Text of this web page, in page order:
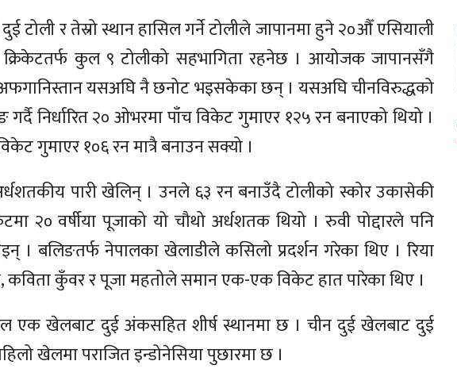
टोली र तेस्रो स्थान हासिल गर्ने टोलीले जापानमा हुने २०औँ एसियाली
कुल ९ टोलीको सहभागिता रहनेछ । आयोजक जापानसँगै
अफगानिस्तान यसअघि नै छनोट भइसकेका छन् । यसअघि चीनविरुद्धको
निर्धारित २० ओभरमा पाँच विकेट गुमाएर १२५ रन बनाएको थियो ।
गुमाएर १०६ रन मात्रै बनाउन सक्यो ।
पारी खेलिन् । उनले ६३ रन बनाउँदै टोलीको स्कोर उकासेकी
२० वर्षीया पूजाको यो चौथो अर्धशतक थियो । रुवी पोद्दारले पनि
। बलिङतर्फ नेपालका खेलाडीले कसिलो प्रदर्शन गरेका थिए । रिया
कविता कुँवर र पूजा महतोले समान एक-एक विकेट हात पारेका थिए ।
एक खेलबाट दुई अंकसहित शीर्ष स्थानमा छ । चीन दुई खेलबाट दुई
खेलमा पराजित इन्डोनेसिया पुछारमा छ ।